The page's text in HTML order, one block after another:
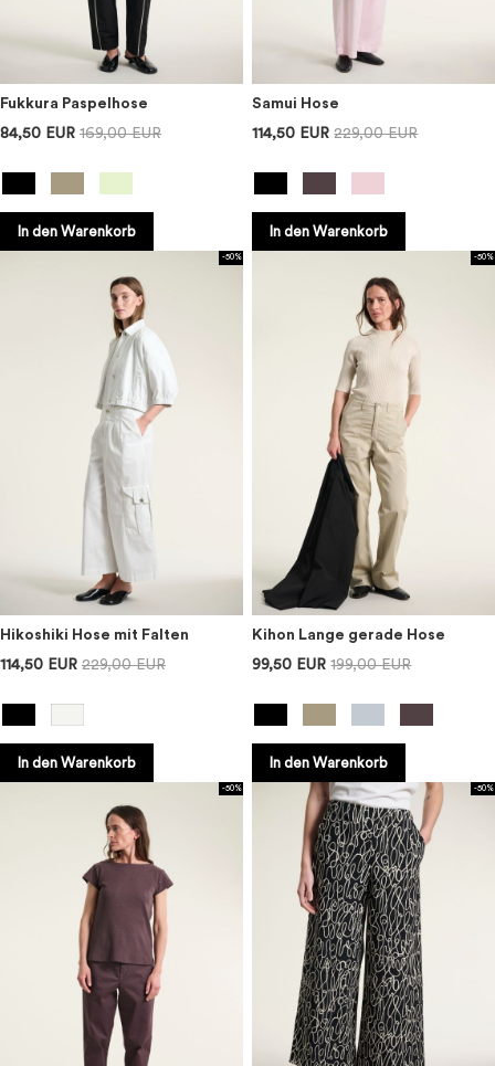
Fukkura Paspelhose
84,50 EUR 169,00 EUR
In den Warenkorb
Samui Hose
114,50 EUR 229,00 EUR
In den Warenkorb
-50%
Hikoshiki Hose mit Falten
114,50 EUR 229,00 EUR
In den Warenkorb
-50%
Kihon Lange gerade Hose
99,50 EUR 199,00 EUR
In den Warenkorb
-50% -50%